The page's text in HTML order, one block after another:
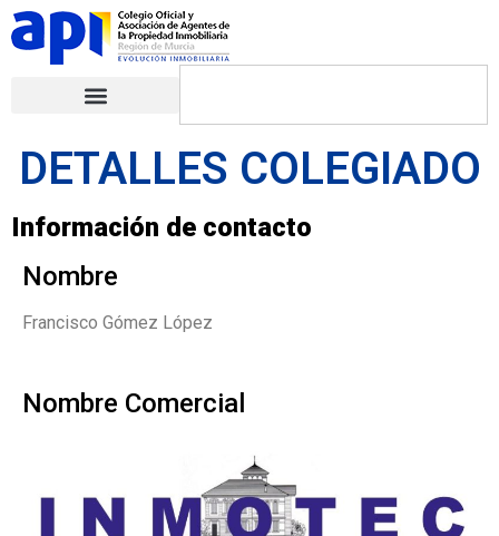
DETALLES COLEGIADO
Información de contacto
Nombre
Francisco Gómez López
Nombre Comercial